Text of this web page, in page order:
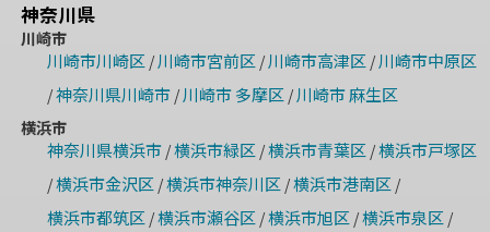
神奈川県
川崎市
川崎市川崎区/ 川崎市宮前区/ 川崎市高津区/ 川崎市中原区
/神奈川県川崎市/ 川崎市 多摩区/ 川崎市 麻生区
横浜市
神奈川県横浜市/横浜市緑区/横浜市青葉区/横浜市戸塚区
/横浜市金沢区/横浜市神奈川区/横浜市港南区/
横浜市都筑区/横浜市瀬谷区/横浜市旭区/横浜市泉区/